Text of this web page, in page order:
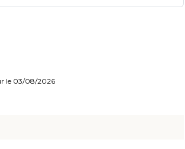
le 03/08/2026